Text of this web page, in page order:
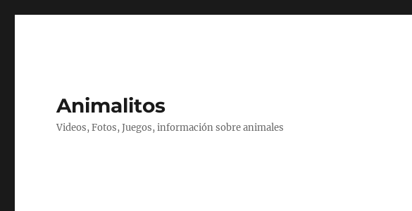
Animalitos
Videos, Fotos, Juegos, información sobre animales